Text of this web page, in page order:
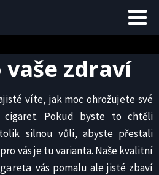
zdraví
víte, jak moc ohrožujete své
cigaret. Pokud byste to chtěli
silnou vůli, abyste přestali
vás je tu varianta. Naše kvalitní
vás pomalu ale jisté zbaví